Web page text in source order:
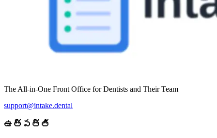
The All-in-One Front Office for Dentists and Their Team
support@intake.dental
ఉత్పత్తి